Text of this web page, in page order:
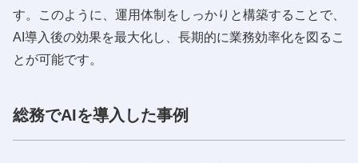
す。このように、運用体制をしっかりと構築することで、
AI導入後の効果を最大化し、長期的に業務効率化を図るこ
とが可能です。
総務でAIを導入した事例